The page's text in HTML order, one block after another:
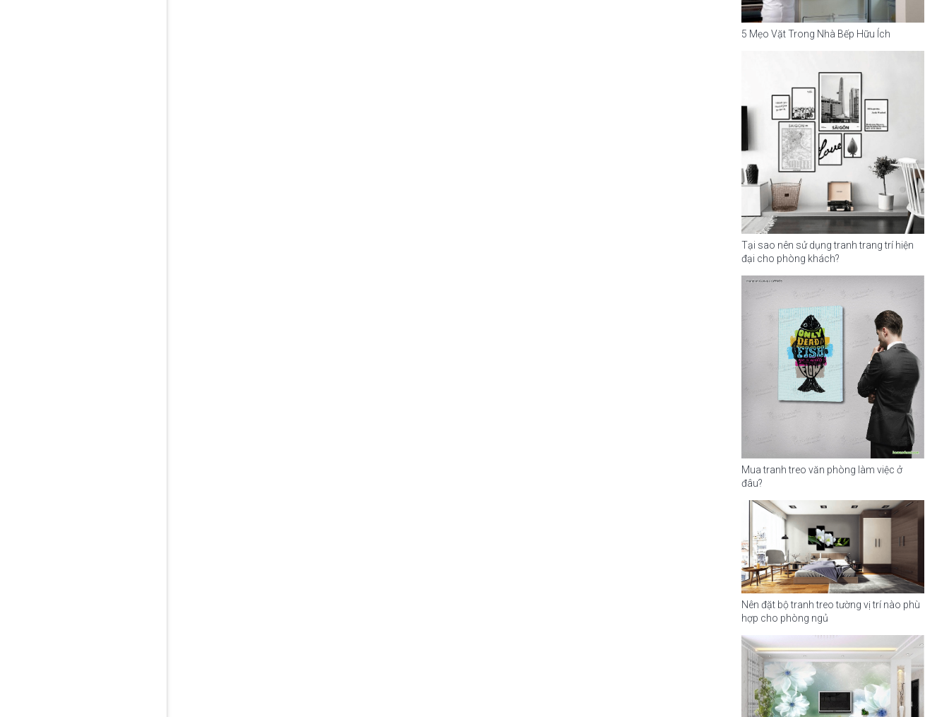
5 Mẹo Vặt Trong Nhà Bếp Hữu Ích
Tại sao nên sử dụng tranh trang trí hiện
đại cho phòng khách?
Mua tranh treo văn phòng làm việc ở
đâu?
Nên đặt bộ tranh treo tường vị trí nào phù
hợp cho phòng ngủ